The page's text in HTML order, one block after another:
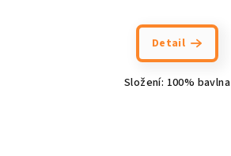
Detail
Složení: 100% bavlna